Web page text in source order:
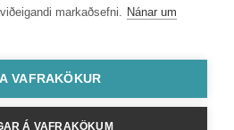
markaðsefni. Nánar um
VAFRAKÖKUR
Á VAFRAKÖKUM